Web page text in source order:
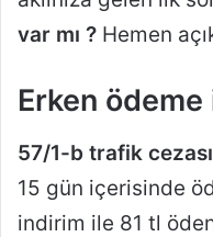
var mı ? Hemen
Erken ödeme
57/1-b trafik
15 gün içerisinde
indirim ile 81 tl